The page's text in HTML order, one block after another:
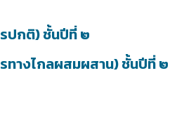
กติ) ชั้นปีที่ ๒
างไกลผสมผสาน) ชั้นปีที่ ๒